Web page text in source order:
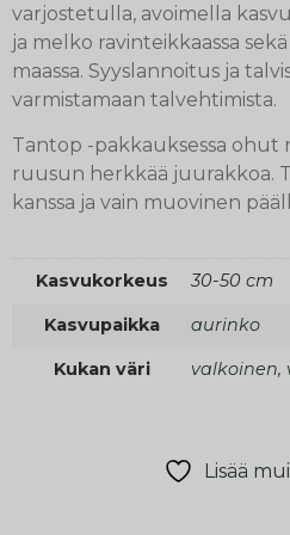
varjostetulla, avoimella
ja melko ravinteikkaassa
maassa. Syyslannoitus ja
varmistamaan talvehtimista.
Tantop -pakkauksessa ohut
ruusun herkkää juurakkoa.
kanssa ja vain muovinen
Kasvukorkeus 30-50 cm
Kasvupaikka aurinko
Kukan väri valkoinen,
Lisää